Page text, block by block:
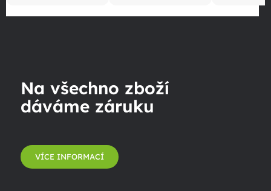
Na všechno zboží
dáváme záruku
VÍCE INFORMACÍ